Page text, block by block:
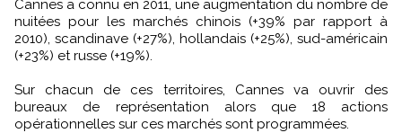
Cannes a connu en 2011, une augmentation du nombre de
nuitées pour les marchés chinois (+39% par rapport à
2010), scandinave (+27%), hollandais (+25%), sud-américain
(+23%) et russe (+19%).
Sur chacun de ces territoires, Cannes va ouvrir des
bureaux de représentation alors que 18 actions
opérationnelles sur ces marchés sont programmées.